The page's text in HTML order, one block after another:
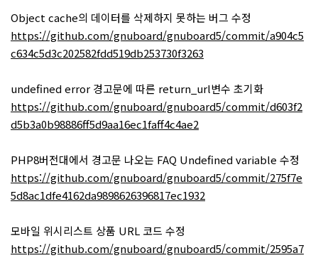
Object cache의 데이터를 삭제하지 못하는 버그 수정
https://github.com/gnuboard/gnuboard5/commit/a904c5
c634c5d3c202582fdd519db253730f3263
undefined error 경고문에 따른 return_url변수 초기화
https://github.com/gnuboard/gnuboard5/commit/d603f2
d5b3a0b98886ff5d9aa16ec1faff4c4ae2
PHP8버전대에서 경고문 나오는 FAQ Undefined variable 수정
https://github.com/gnuboard/gnuboard5/commit/275f7e
5d8ac1dfe4162da9898626396817ec1932
모바일 위시리스트 상품 URL 코드 수정
https://github.com/gnuboard/gnuboard5/commit/2595a7